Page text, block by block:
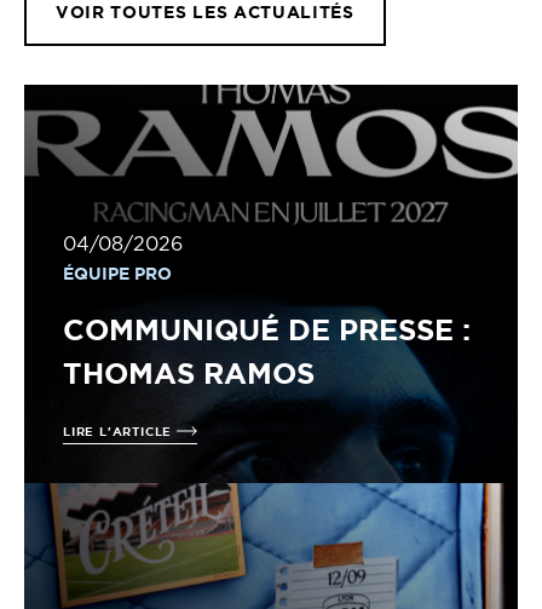
VOIR TOUTES LES ACTUALITÉS
04/08/2026
ÉQUIPE PRO
COMMUNIQUÉ DE PRESSE :
THOMAS RAMOS
LIRE L'ARTICLE